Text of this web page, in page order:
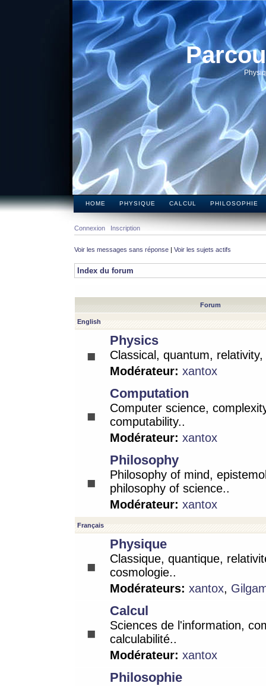
HOME PHYSIQUE CALCUL PHILOSOPHIE
Connexion Inscription
Voir les messages sans réponse | Voir les sujets actifs
Index du forum
Forum
English
Physics
Classical, quantum,
Modérateur: xantox
Computation
Computer science,
computability..
Modérateur: xantox
Philosophy
Philosophy of mind,
philosophy of science..
Modérateur: xantox
Français
Physique
Classique, quantique,
cosmologie..
Modérateurs: xantox,
Calcul
Sciences de l'information,
calculabilité..
Modérateur: xantox
Philosophie